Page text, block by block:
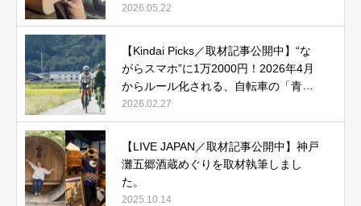
テル 奈良」で贅沢ステイ』
2026.05.22
【Kindai Picks／取材記事公開中】“な
がらスマホ”に1万2000円！2026年4月
からルール化される、自転車の「青切
符」とは？
2026.02.27
【LIVE JAPAN／取材記事公開中】神戸
灘五郷酒蔵めぐりを取材執筆しまし
た。
2025.10.14